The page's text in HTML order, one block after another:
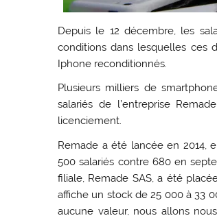
Depuis le 12 décembre, les
conditions dans lesquelles ces
Iphone reconditionnés.
Plusieurs milliers de
salariés de l’entreprise
licenciement.
Remade a été lancée en 2014,
500 salariés contre 680 en
filiale, Remade SAS, a été
affiche un stock de 25 000 à 33
aucune valeur, nous allons